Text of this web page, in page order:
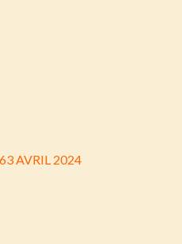
AVRIL 2024